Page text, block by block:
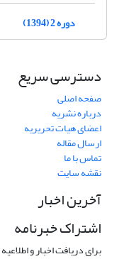
دوره 2 (1394)
دسترسی سریع
صفحه اصلی
درباره نشریه
اعضای هیات تحریریه
ارسال مقاله
تماس با ما
نقشه سایت
آخرین اخبار
اشتراک خبرنامه
برای دریافت اخبار و